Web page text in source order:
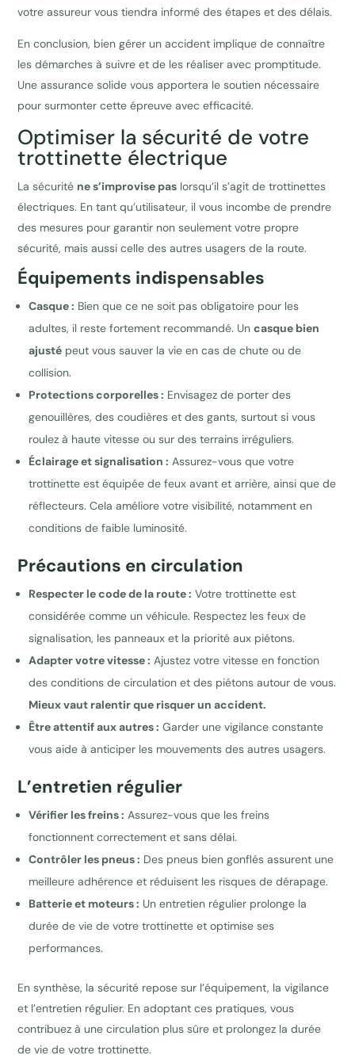
votre assureur vous tiendra informé des étapes et des délais.
En conclusion, bien gérer un accident implique de connaître
les démarches à suivre et de les réaliser avec promptitude.
Une assurance solide vous apportera le soutien nécessaire
pour surmonter cette épreuve avec efficacité.
Optimiser la sécurité de votre
trottinette électrique
La sécurité ne s’improvise pas lorsqu’il s’agit de trottinettes
électriques. En tant qu’utilisateur, il vous incombe de prendre
des mesures pour garantir non seulement votre propre
sécurité, mais aussi celle des autres usagers de la route.
Équipements indispensables
Casque : Bien que ce ne soit pas obligatoire pour les
adultes, il reste fortement recommandé. Uncasque bien
ajusté peut vous sauver la vie en cas de chute ou de
collision.
Protections corporelles : Envisagez de porter des
genouillères, des coudières et des gants, surtout si vous
roulez à haute vitesse ou sur des terrains irréguliers.
Éclairage et signalisation : Assurez-vous que votre
trottinette est équipée de feux avant et arrière, ainsi que de
réflecteurs. Cela améliore votre visibilité, notamment en
conditions de faible luminosité.
Précautions en circulation
Respecter le code de la route : Votre trottinette est
considérée comme un véhicule. Respectez les feux de
signalisation, les panneaux et la priorité aux piétons.
Adapter votre vitesse : Ajustez votre vitesse en fonction
des conditions de circulation et des piétons autour de vous.
Mieux vaut ralentir que risquer un accident.
Être attentif aux autres : Garder une vigilance constante
vous aide à anticiper les mouvements des autres usagers.
L’entretien régulier
Vérifier les freins : Assurez-vous que les freins
fonctionnent correctement et sans délai.
Contrôler les pneus : Des pneus bien gonflés assurent une
meilleure adhérence et réduisent les risques de dérapage.
Batterie et moteurs : Un entretien régulier prolonge la
durée de vie de votre trottinette et optimise ses
performances.
En synthèse, la sécurité repose sur l’équipement, la vigilance
et l’entretien régulier. En adoptant ces pratiques, vous
contribuez à une circulation plus sûre et prolongez la durée
de vie de votre trottinette.